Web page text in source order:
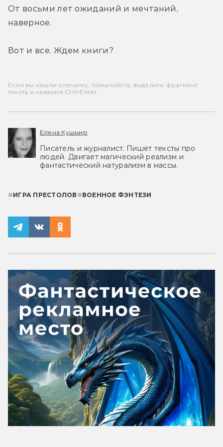
От восьми лет ожиданий и мечтаний,
наверное.
Вот и все. Ждем книги?
Если вы нашли опечатку, пожалуйста, выделите фрагмент
текста и нажмите Ctrl+Enter.
Елена Кушнир
Писатель и журналист. Пишет тексты про
людей. Двигает магический реализм и
фантастический натурализм в массы.
#ИГРА ПРЕСТОЛОВ #ВОЕННОЕ ФЭНТЕЗИ